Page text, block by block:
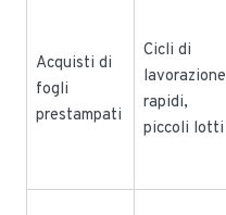
Acquisti di
fogli
prestampati
Cicli di
lavorazione
rapidi,
piccoli lotti